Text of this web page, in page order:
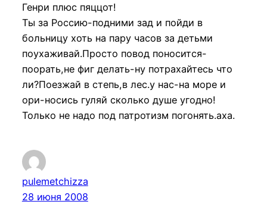
Генри плюс пяццот!
Ты за Россию-подними зад и пойди в
больницу хоть на пару часов за детьми
поухаживай.Просто повод поносится-
поорать,не фиг делать-ну потрахайтесь что
ли?Поезжай в степь,в лес.у нас-на море и
ори-носись гуляй сколько душе угодно!
Только не надо под патротизм погонять.аха.
pulemetchizza
28 июня 2008